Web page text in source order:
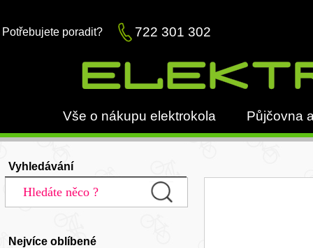
Potřebujete poradit? 722 301 302
Vše o nákupu elektrokola Půjčovna
Vyhledávání
Nejvíce oblíbené